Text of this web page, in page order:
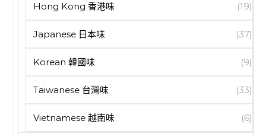
Hong Kong 香港味 (19)
Japanese 日本味 (37)
Korean 韓國味 (9)
Taiwanese 台灣味 (33)
Vietnamese 越南味 (6)